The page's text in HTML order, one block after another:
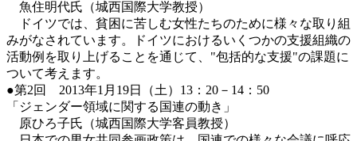
魚住明代氏（城西国際大学教授）
ドイツでは、貧困に苦しむ女性たちのために様々な取り組
みがなされています。ドイツにおけるいくつかの支援組織の
活動例を取り上げることを通じて、"包括的な支援"の課題に
ついて考えます。
●第2回 2013年1月19日（土）13：20－14：50
「ジェンダー領域に関する国連の動き」
原ひろ子氏（城西国際大学客員教授）